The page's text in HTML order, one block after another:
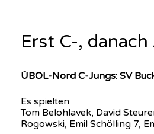
Erst C-,
ÜBOL-Nord C-Jungs: SV
Es spielten:
Tom Belohlavek, David
Rogowski, Emil Schölling 7,